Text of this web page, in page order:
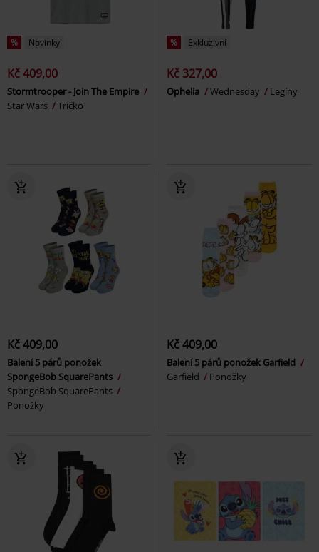
% Novinky
Kč 409,00
Stormtrooper - Join The Empire
Star Wars
Tričko
% Exkluzivní
Kč 327,00
Ophelia Wednesday Legíny
Kč 409,00
Balení 5 párů ponožek
SpongeBob SquarePants
SpongeBob SquarePants
Ponožky
Kč 409,00
Balení 5 párů ponožek Garfield
Garfield
Ponožky